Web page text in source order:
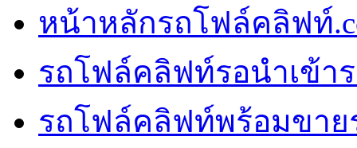
หน้าหลักรถโฟล์คลิฟท์
รถโฟล์คลิฟท์รอนำเข้า
รถโฟล์คลิฟท์พร้อมขาย